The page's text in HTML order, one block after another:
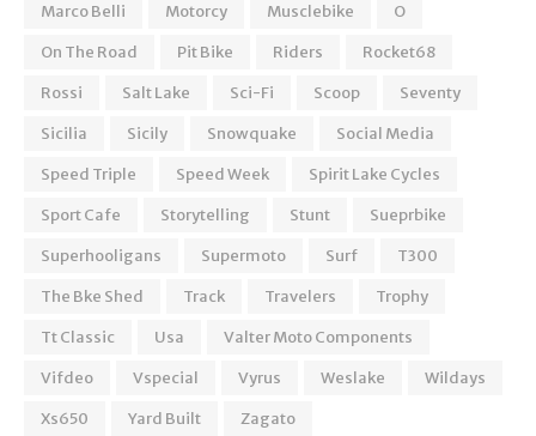
Marco Belli
Motorcy Musclebike
O
On The Road
Pit Bike Riders
Rocket68
Rossi
Salt Lake Sci-Fi Scoop
Seventy
Sicilia
Sicily Snowquake
Social Media
Speed Triple
Speed Week
Spirit Lake Cycles
Sport Cafe
Storytelling Stunt
Sueprbike
Superhooligans
Supermoto Surf
T300
The Bke Shed
Track Travelers
Trophy
Tt Classic
Usa
Valter Moto Components
Vifdeo
Vspecial Vyrus Weslake
Wildays
Xs650
Yard Built Zagato